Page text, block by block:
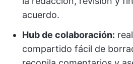
acuerdo.
Hub de colaboración:
compartido fácil de